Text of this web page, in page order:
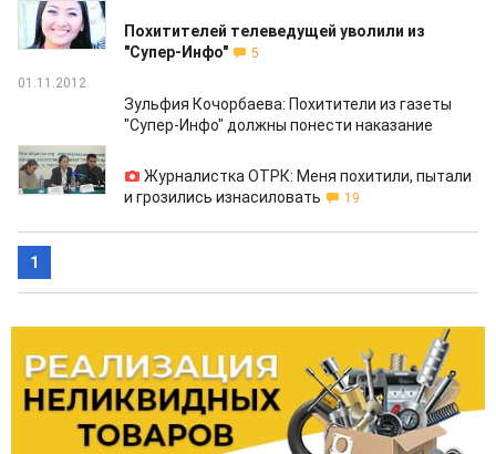
01.11.2012
Похитителей телеведущей уволили из
"Супер-Инфо"
5
01.11.2012
Зульфия Кочорбаева: Похитители из газеты
"Супер-Инфо" должны понести наказание
01.11.2012
Журналистка ОТРК: Меня похитили, пытали
и грозились изнасиловать
19
1